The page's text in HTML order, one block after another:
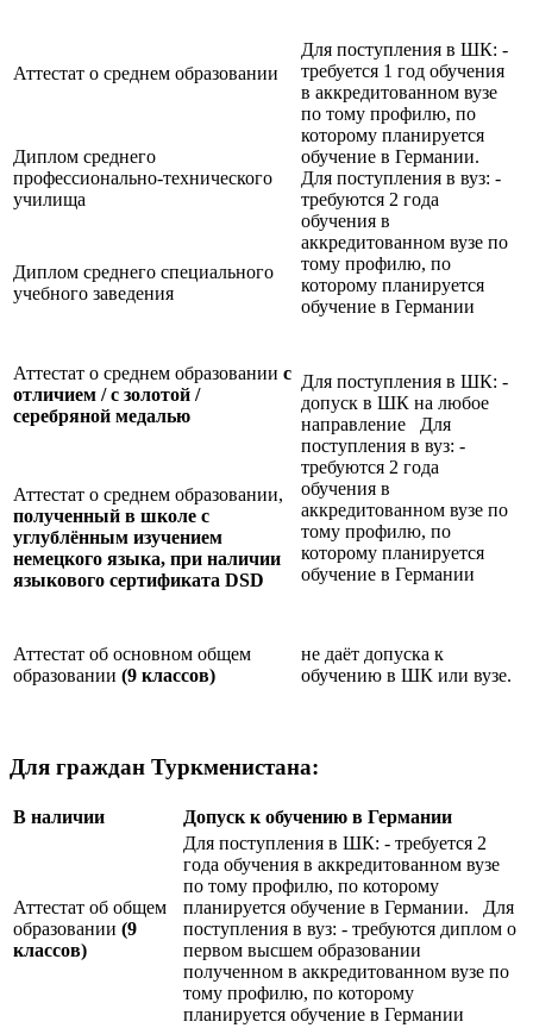
Аттестат о среднем образовании
Для поступления в ШК: -
требуется 1 год обучения
в аккредитованном вузе
по тому профилю, по
которому планируется
обучение в Германии.
Для поступления в вуз: -
требуются 2 года
обучения в
аккредитованном вузе по
тому профилю, по
которому планируется
обучение в Германии
Диплом среднего
профессионально-технического
училища
Диплом среднего специального
учебного заведения
Аттестат о среднем образовании с
отличием / с золотой /
серебряной медалью
Для поступления в ШК: -
допуск в ШК на любое
направление Для
поступления в вуз: -
требуются 2 года
обучения в
аккредитованном вузе по
тому профилю, по
которому планируется
обучение в Германии
Аттестат о среднем образовании,
полученный в школе с
углублённым изучением
немецкого языка, при наличии
языкового сертификата DSD
Аттестат об основном общем
образовании (9 классов)
не даёт допуска к
обучению в ШК или вузе.
Для граждан Туркменистана:
В наличии Допуск к обучению в Германии
Аттестат об общем
образовании (9
классов)
Для поступления в ШК: - требуется 2
года обучения в аккредитованном вузе
по тому профилю, по которому
планируется обучение в Германии. Для
поступления в вуз: - требуются диплом о
первом высшем образовании
полученном в аккредитованном вузе по
тому профилю, по которому
планируется обучение в Германии